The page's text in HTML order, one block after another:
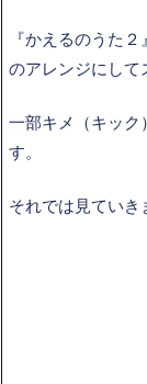
『かえるのうた
のアレンジにして
一部キメ（キック
す。
それでは見ていき